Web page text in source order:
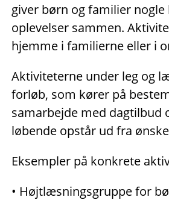
giver børn og familier
oplevelser sammen.
hjemme i familierne eller i
Aktiviteterne under leg og
forløb, som kører på
samarbejde med dagtilbud
løbende opstår ud fra
Eksempler på konkrete
• Højtlæsningsgruppe for